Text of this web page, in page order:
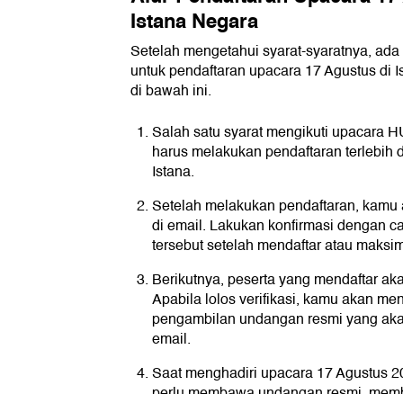
Istana Negara
Setelah mengetahui syarat-syaratnya,
untuk pendaftaran upacara 17 Agustus di
di bawah ini.
Salah satu syarat mengikuti upacara
harus melakukan pendaftaran terlebih
Istana.
Setelah melakukan pendaftaran,
di email. Lakukan konfirmasi dengan
tersebut setelah mendaftar atau
Berikutnya, peserta yang mendaftar
Apabila lolos verifikasi, kamu akan
pengambilan undangan resmi yang
email.
Saat menghadiri upacara 17 Agustus